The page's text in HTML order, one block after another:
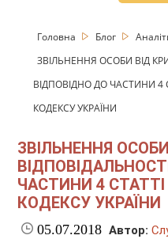
Головна Блог
ЗВІЛЬНЕННЯ ОСОБИ ВІД
ВІДПОВІДНО ДО ЧАСТИНИ 4
КОДЕКСУ УКРАЇНИ
ЗВІЛЬНЕННЯ
ЧАСТИНИ 4
КОДЕКСУ УКРАЇНИ
05.07.2018 Автор: